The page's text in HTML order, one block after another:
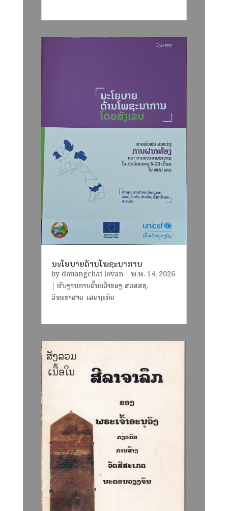
ນະໂຍບາຍດ້ານໂພຊະນາການ
by douangchai lovan| ພ.ພ. 14, 2026
| ຜົນງານການຄົ້ນຄວ້າຂອງ ສວສສຊ,
ວິທະຍາສາດ-ເສດຖະກິດ